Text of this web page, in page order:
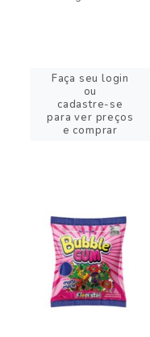
Faça seu login
ou
cadastre-se
para ver preços
e comprar